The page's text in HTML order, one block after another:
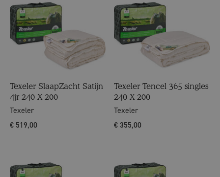
Texeler SlaapZacht Satijn
4jr 240 X 200
Texeler
€ 519,00
Texeler Tencel 365 singles
240 X 200
Texeler
€ 355,00